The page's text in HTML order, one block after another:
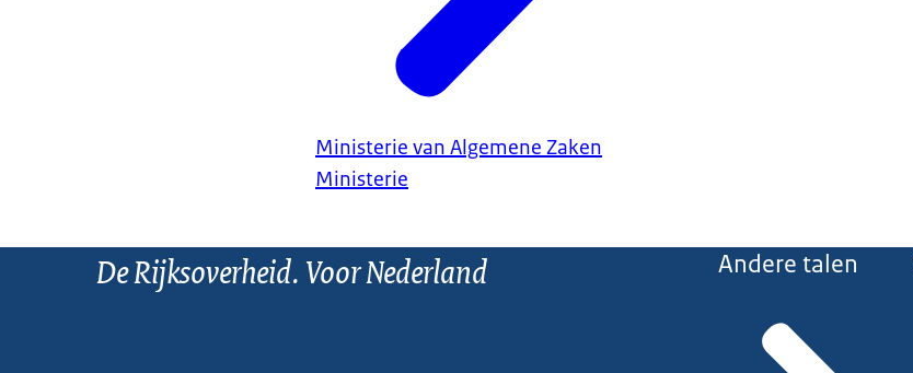
Ministerie van Algemene Zaken
Ministerie
De Rijksoverheid. Voor Nederland Andere talen